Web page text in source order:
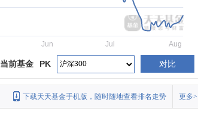
Jun Jul Aug
对比
PK
当前基金
更多>
下载天天基金手机版，随时随地查看排名走势